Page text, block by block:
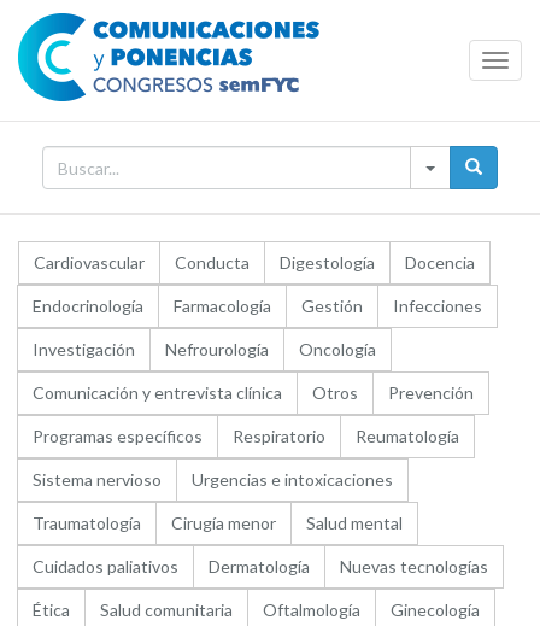
Cardiovascular Conducta Digestología Docencia
Endocrinología Farmacología Gestión Infecciones
Investigación Nefrourología Oncología
Comunicación y entrevista clínica Otros Prevención
Programas específicos Respiratorio Reumatología
Sistema nervioso Urgencias e intoxicaciones
Traumatología Cirugía menor Salud mental
Cuidados paliativos Dermatología Nuevas tecnologías
Ética Salud comunitaria Oftalmología Ginecología